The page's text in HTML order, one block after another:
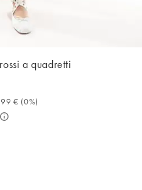
a quadretti
30 giorni 26,99 € (0%).
€ (0%)